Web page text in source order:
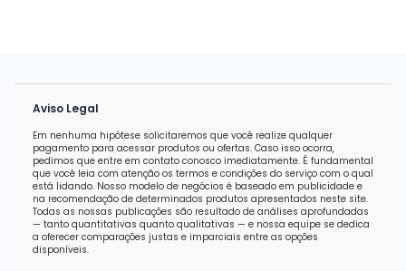
Aviso Legal
Em nenhuma hipótese solicitaremos que você realize qualquer
pagamento para acessar produtos ou ofertas. Caso isso ocorra,
pedimos que entre em contato conosco imediatamente. É fundamental
que você leia com atenção os termos e condições do serviço com o qual
está lidando. Nosso modelo de negócios é baseado em publicidade e
na recomendação de determinados produtos apresentados neste site.
Todas as nossas publicações são resultado de análises aprofundadas
— tanto quantitativas quanto qualitativas — e nossa equipe se dedica
a oferecer comparações justas e imparciais entre as opções
disponíveis.